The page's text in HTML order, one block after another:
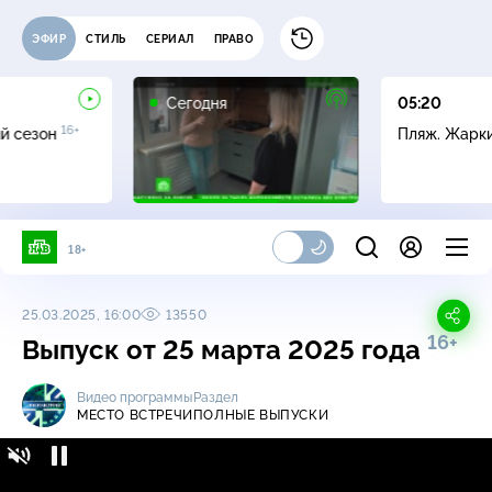
ЭФИР СТИЛЬ СЕРИАЛ ПРАВО
сезон 16+
Сегодня
05:20
Пляж.
18+
25.03.2025, 16:00 13550
Выпуск от 25 марта 2025 года 16+
Видео программы
МЕСТО ВСТРЕЧИ
Раздел
ПОЛНЫЕ ВЫПУСКИ